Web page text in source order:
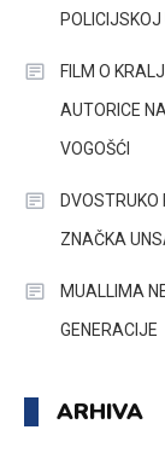
FILM O
AUTORICE
VOGOŠĆI
ZNAČKA
MUALLIMA
GENERACIJE
ARHIVA